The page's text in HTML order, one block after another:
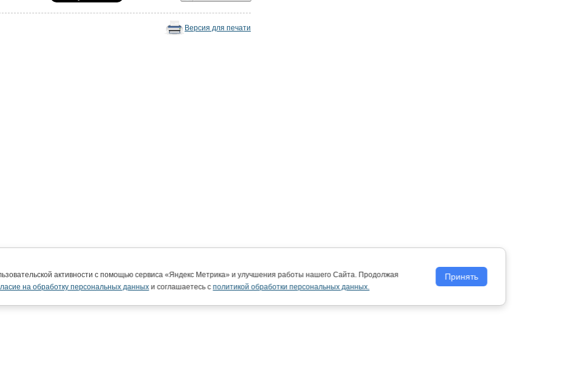
Версия для печати
активности с помощью сервиса «Яндекс Метрика» и улучшения работы нашего Сайта. Продолжая
на обработку персональных данныхи соглашаетесь сполитикой обработки персональных данных.
Принять